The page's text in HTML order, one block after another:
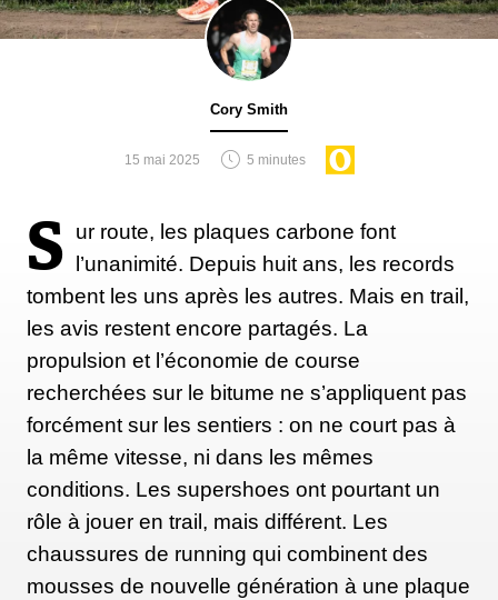
Cory Smith
15 mai 2025 5 minutes
S ur route, les plaques carbone font
l’unanimité. Depuis huit ans, les records
tombent les uns après les autres. Mais en trail,
les avis restent encore partagés. La
propulsion et l’économie de course
recherchées sur le bitume ne s’appliquent pas
forcément sur les sentiers : on ne court pas à
la même vitesse, ni dans les mêmes
conditions. Les supershoes ont pourtant un
rôle à jouer en trail, mais différent. Les
chaussures de running qui combinent des
mousses de nouvelle génération à une plaque